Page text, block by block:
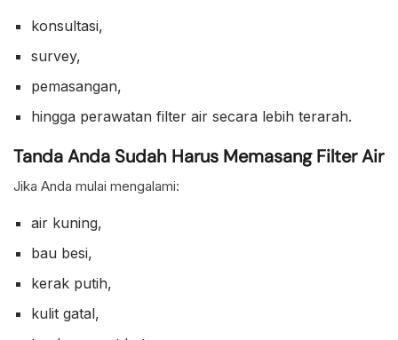
konsultasi,
survey,
pemasangan,
hingga perawatan filter air secara lebih terarah.
Tanda Anda Sudah Harus Memasang Filter Air
Jika Anda mulai mengalami:
air kuning,
bau besi,
kerak putih,
kulit gatal,